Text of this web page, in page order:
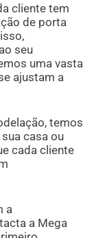
cliente tem
de porta
seu
uma vasta
ajustam a
temos
casa ou
cada cliente
a
a Mega